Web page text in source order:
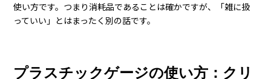
使い方です。つまり消耗品であることは確かですが、「雑に扱
っていい」とはまったく別の話です。
プラスチックゲージの使い方：クリ